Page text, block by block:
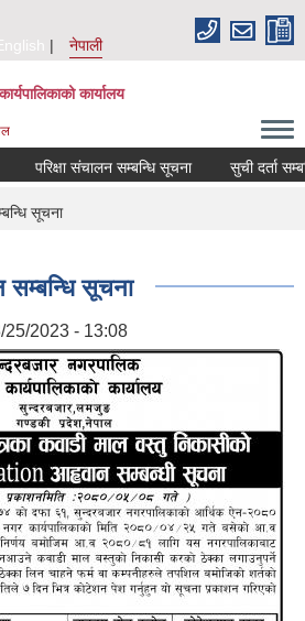
नेपाली
कार्यालय
परिक्षा संचालन सम्बन्धि सूचना सुची दर्ता
सूचना
सूचना
25/2023 - 13:08